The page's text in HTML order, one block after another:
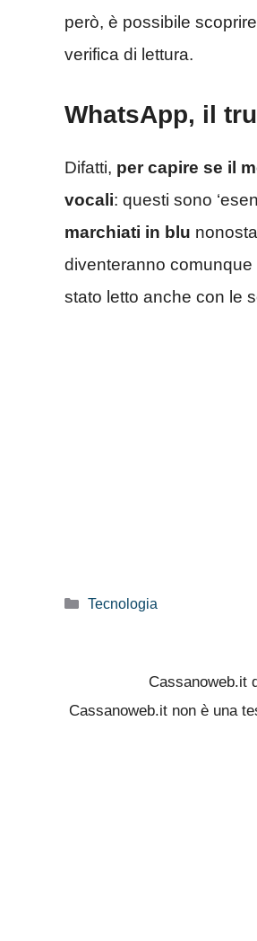
però, è possibile
verifica di lettura.
WhatsApp, il
Difatti, per capire se il
vocali: questi sono
marchiati in blu
diventeranno
stato letto anche con le
Categorie
Tecnologia
Cassanoweb.it
Cassanoweb.it non è una